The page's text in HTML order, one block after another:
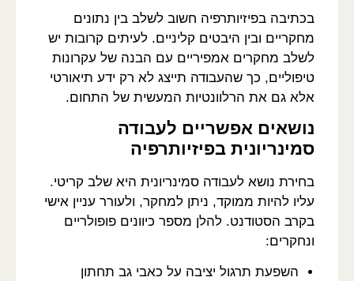
בכתיבה בפיזיותרפיה חשוב לשלב בין נתונים
מחקריים ובין היבטים קליניים. לעיתים קרובות יש
לשלב מחקרים אמפיריים עם הבנה של עקרונות
טיפוליים, כך שהעבודה תייצג לא רק ידע תיאורטי
אלא גם את הרלוונטיות המעשית של התחום.
נושאים אפשריים לעבודה
סמינריונית בפיזיותרפיה
בחירת נושא לעבודה סמינריונית היא שלב קריטי.
עליו להיות ממוקד, ניתן למחקר, ולעורר עניין אישי
בקרב הסטודנט. להלן מספר כיוונים פופולריים
ונחקרים:
השפעת תרגול יציבה על כאבי גב תחתון